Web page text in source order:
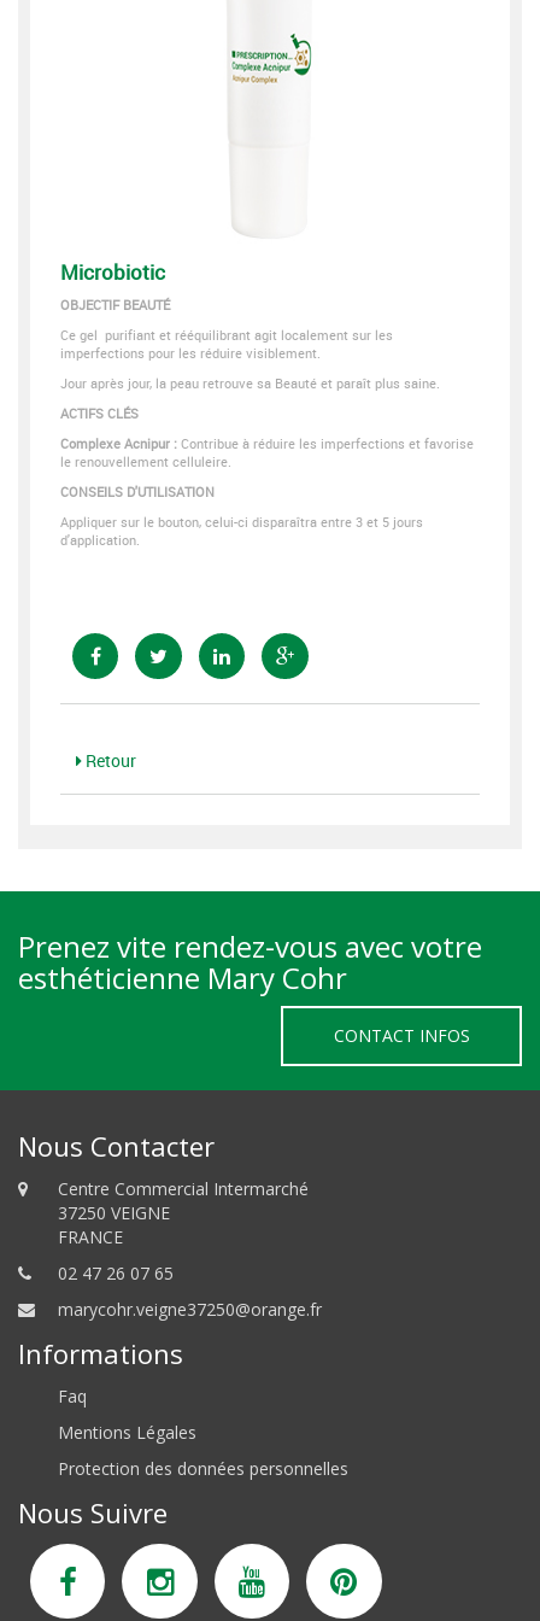
Microbiotic
OBJECTIF BEAUTÉ
Ce gel purifiant et rééquilibrant agit localement sur les
imperfections pour les réduire visiblement.
Jour après jour, la peau retrouve sa Beauté et paraît plus saine.
ACTIFS CLÉS
Complexe Acnipur : Contribue à réduire les imperfections et favorise
le renouvellement celluleire.
CONSEILS D'UTILISATION
Appliquer sur le bouton, celui-ci disparaîtra entre 3 et 5 jours
d'application.
Retour
Prenez vite rendez-vous avec votre
esthéticienne Mary Cohr
CONTACT INFOS
Nous Contacter
Centre Commercial Intermarché
37250 VEIGNE
FRANCE
02 47 26 07 65
marycohr.veigne37250@orange.fr
Informations
Faq
Mentions Légales
Protection des données personnelles
Nous Suivre